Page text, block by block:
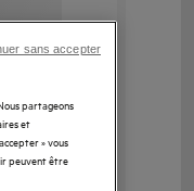
partageons
et
» vous
peuvent être
sans accepter